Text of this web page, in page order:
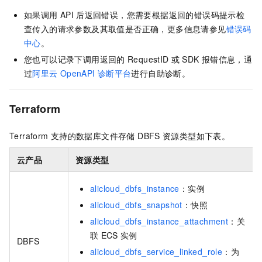
如果调用 API 后返回错误，您需要根据返回的错误码提示检
查传入的请求参数及其取值是否正确，更多信息请参见错误码
中心。
您也可以记录下调用返回的 RequestID 或 SDK 报错信息，通
过阿里云 OpenAPI 诊断平台进行自助诊断。
Terraform
Terraform 支持的数据库文件存储 DBFS 资源类型如下表。
云产品 资源类型
DBFS
alicloud_dbfs_instance ：实例
alicloud_dbfs_snapshot ：快照
alicloud_dbfs_instance_attachment ：关
联 ECS 实例
alicloud_dbfs_service_linked_role ：为